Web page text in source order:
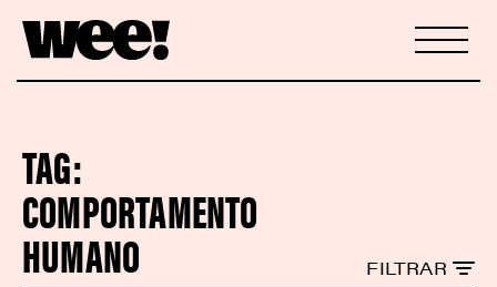
TAG:
COMPORTAMENTO
HUMANO FILTRAR